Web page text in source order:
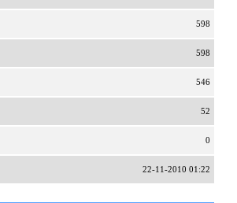
598
598
546
52
0
22-11-2010 01:22